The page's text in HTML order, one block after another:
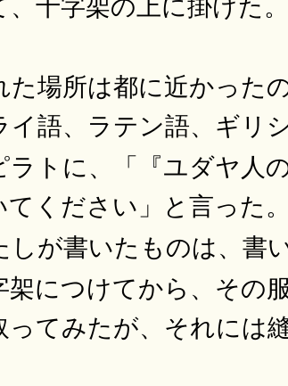
場所は都に近かった
語、ラテン語、ギリ
トに、「『ユダヤ人
ください」と言った。
が書いたものは、書
につけてから、その
てみたが、それには